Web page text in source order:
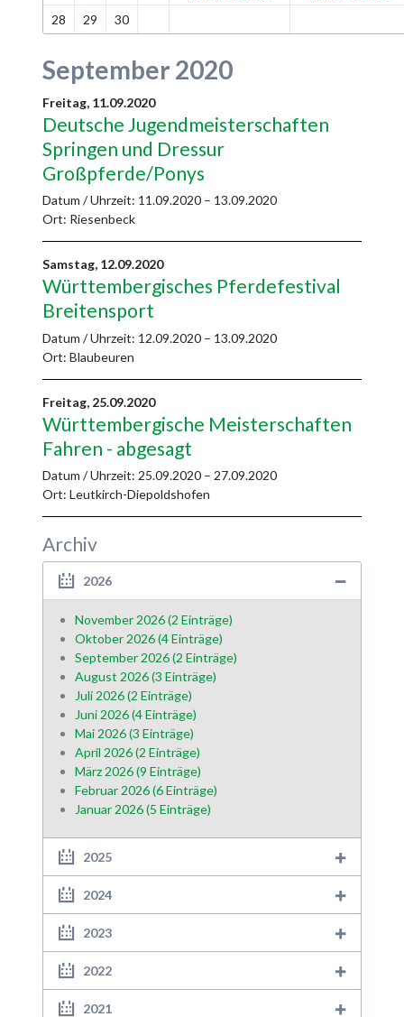
28 29 30
September 2020
Freitag, 11.09.2020
Deutsche Jugendmeisterschaften
Springen und Dressur
Großpferde/Ponys
Datum / Uhrzeit: 11.09.2020 – 13.09.2020
Ort: Riesenbeck
Samstag, 12.09.2020
Württembergisches Pferdefestival
Breitensport
Datum / Uhrzeit: 12.09.2020 – 13.09.2020
Ort: Blaubeuren
Freitag, 25.09.2020
Württembergische Meisterschaften
Fahren - abgesagt
Datum / Uhrzeit: 25.09.2020 – 27.09.2020
Ort: Leutkirch-Diepoldshofen
Archiv
2026
November 2026 (2 Einträge)
Oktober 2026 (4 Einträge)
September 2026 (2 Einträge)
August 2026 (3 Einträge)
Juli 2026 (2 Einträge)
Juni 2026 (4 Einträge)
Mai 2026 (3 Einträge)
April 2026 (2 Einträge)
März 2026 (9 Einträge)
Februar 2026 (6 Einträge)
Januar 2026 (5 Einträge)
2025
2024
2023
2022
2021